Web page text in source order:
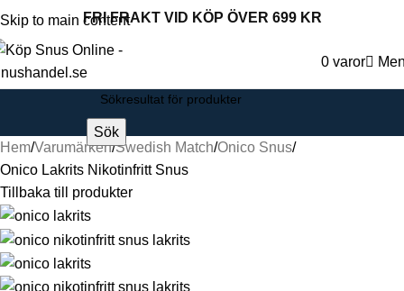
Skip to main contentFRI FRAKT VID KÖP ÖVER 699 KR
0 varor
Sök
Hem Varumärken Swedish Match Onico Snus
Onico Lakrits Nikotinfritt Snus
Tillbaka till produkter